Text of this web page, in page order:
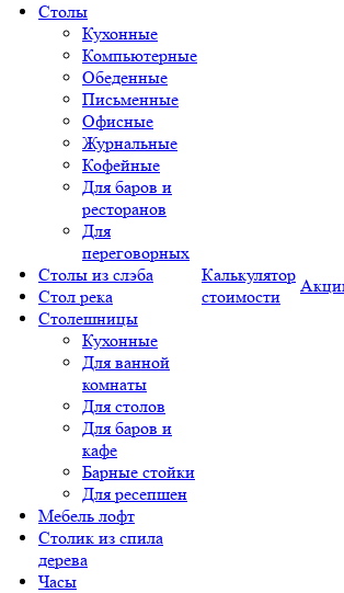
Столы
Кухонные
Компьютерные
Обеденные
Письменные
Офисные
Журнальные
Кофейные
Для баров и
ресторанов
Для
переговорных
Столы из слэба
Стол река
Столешницы
Кухонные
Для ванной
комнаты
Для столов
Для баров и
кафе
Барные стойки
Для ресепшен
Мебель лофт
Столик из спила
дерева
Часы
Калькулятор
стоимости